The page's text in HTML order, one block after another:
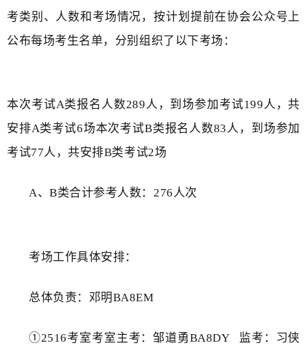
考类别、人数和考场情况，按计划提前在协会公众号上
公布每场考生名单，分别组织了以下考场：
本次考试A类报名人数289人，到场参加考试199人，共
安排A类考试6场本次考试B类报名人数83人，到场参加
考试77人，共安排B类考试2场
A、B类合计参考人数：276人次
考场工作具体安排：
总体负责：邓明BA8EM
①2516考室考室主考：邹道勇BA8DY 监考：习侠